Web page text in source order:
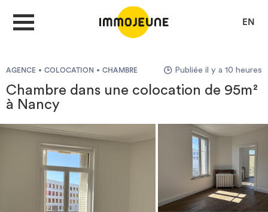
EN
Je cherche un logement
Je propose un bien
AGENCE COLOCATION CHAMBRE Publiée il y a 10 heures
Chambre dans une colocation de 95m²
à Nancy